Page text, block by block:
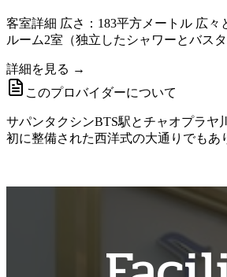
客室詳細 広さ：183平方メートル 広
ルーム2室（独立したシャワーとバス
詳細を見る →
このプロバイダーについて
サパンタクシンBTS駅とチャオプラヤ
初に整備された西洋式の大通りでもあ